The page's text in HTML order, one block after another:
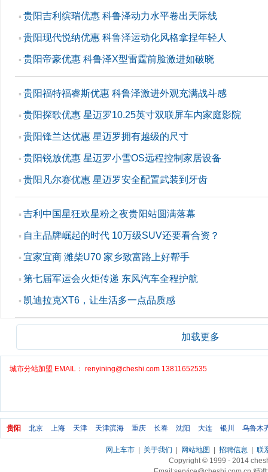
▪ 贵阳吉利缤瑞优惠 科鲁泽动力水平卷出天际线
▪ 贵阳现代悦纳优惠 科鲁泽运动化风格拿捏年轻人
▪ 贵阳帝豪优惠 科鲁泽X型雷霆前脸激进如破晓
▪ 贵阳福特福睿斯优惠 科鲁泽激进外观充满战斗感
▪ 贵阳探歌优惠 星迈罗10.25英寸双联屏车内家庭影院
▪ 贵阳锋兰达优惠 星迈罗拥有越级的尺寸
▪ 贵阳锐放优惠 星迈罗小雪OS远程控制家居设备
▪ 贵阳凡尔赛优惠 星迈罗安全配置武装到牙齿
▪ 吉利中国星狂欢星粉之夜贵阳站圆满落幕
▪ 自主品牌崛起的时代 10万级SUV还要看合资？
▪ 宜家宜商 潍柴U70 家乡致富路上好帮手
▪ 第七届军运会火炬传递 东风汽车全程护航
▪ 凯迪拉克XT6，让生活多一点品质感
加载更多
城市分站加盟 EMAIL： renyining@cheshi.com 13811652535
贵阳 北京 上海 天津 天津滨海 重庆 长春 沈阳 大连 银川 乌鲁木
网上车市| 关于我们 网站地图 招聘信息
联
Copyright © 1999 - 2014